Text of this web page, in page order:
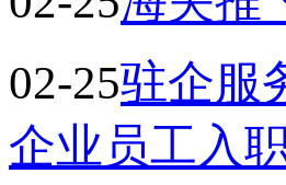
02-25驻企服
企业员工入